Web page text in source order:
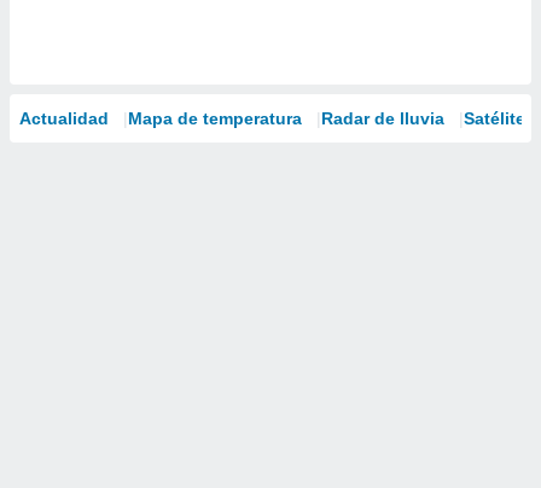
Actualidad Mapa de temperatura Radar de lluvia Satélites